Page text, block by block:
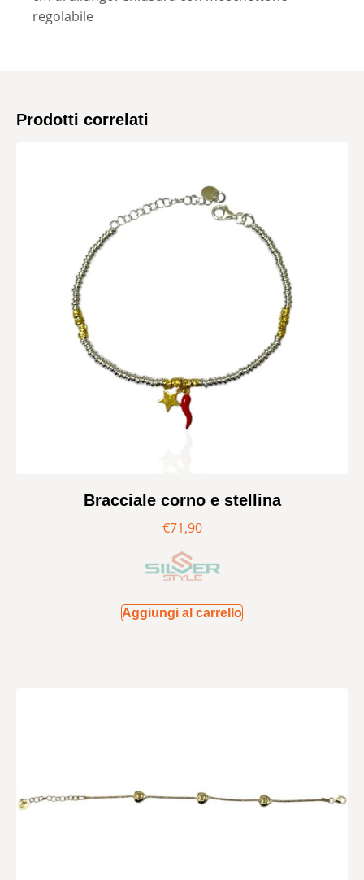
regolabile
Prodotti correlati
Bracciale corno e stellina
€71,90
Aggiungi al carrello